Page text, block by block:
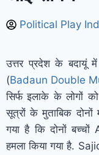
Political Play
उत्तर प्रदेश के बदायूं में
(Badaun Double
सिर्फ इलाके के लोगों
सूत्रों के मुताबिक दोनों
गया है कि दोनों
हमला किया गया है.